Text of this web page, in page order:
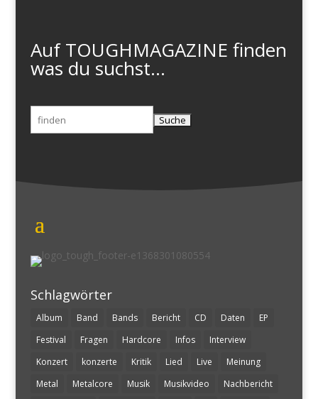
Auf TOUGHMAGAZINE finden
was du suchst...
Suchen
nach:
Schlagwörter
Album Band Bands Bericht CD Daten
EP
Festival
Fragen Hardcore Infos
Interview
Konzert
konzerte Kritik Lied Live
Meinung
Metal
Metalcore Musik Musikvideo Nachbericht